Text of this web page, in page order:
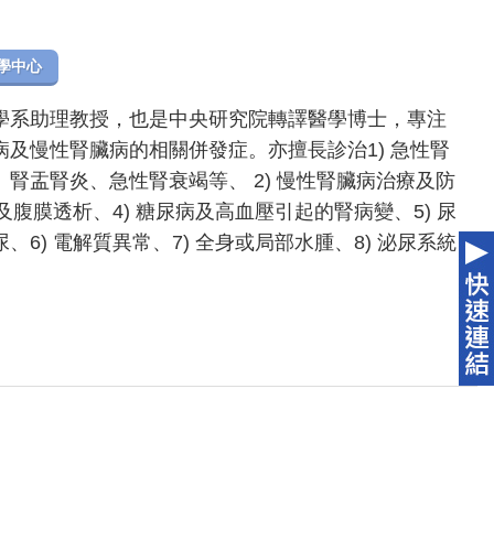
中心
助理教授，也是中央研究院轉譯醫學博士，專注
慢性腎臟病的相關併發症。亦擅長診治1) 急性腎
盂腎炎、急性腎衰竭等、 2) 慢性腎臟病治療及防
腹膜透析、4) 糖尿病及高血壓引起的腎病變、5) 尿
6) 電解質異常、7) 全身或局部水腫、8) 泌尿系統